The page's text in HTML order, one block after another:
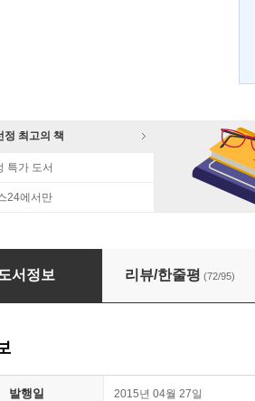
정 최고의 책
특가 도서
24에서만
최전선
도서정보 리뷰/한줄평 (72/95)
발행일 2015년 04월 27일